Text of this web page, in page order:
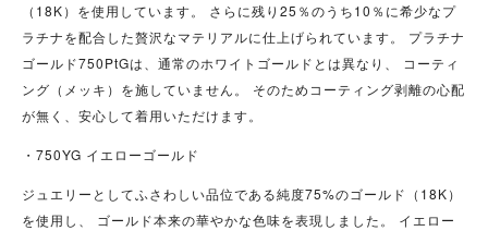
（18K）を使用しています。 さらに残り25％のうち10％に希少なプ
ラチナを配合した贅沢なマテリアルに仕上げられています。 プラチナ
ゴールド750PtGは、通常のホワイトゴールドとは異なり、 コーティ
ング（メッキ）を施していません。 そのためコーティング剥離の心配
が無く、安心して着用いただけます。
・750YG イエローゴールド
ジュエリーとしてふさわしい品位である純度75%のゴールド（18K）
を使用し、 ゴールド本来の華やかな色味を表現しました。 イエロー